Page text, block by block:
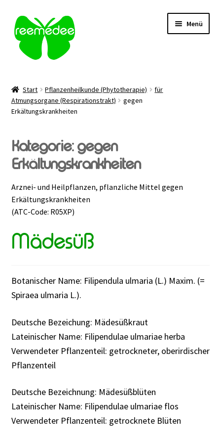
Zur
Navigation
springen
Zum
Inhalt
springen
Menü
Anwendungsgebiet
Sale
Kontakt | FAQ
Rabattaktion
Start Pflanzenheilkunde (Phytotherapie)
für
Atmungsorgane (Respirationstrakt)
gegen
Erkältungskrankheiten
Kategorie: gegen
Erkältungskrankheiten
Arznei- und Heilpflanzen, pflanzliche Mittel gegen
Erkältungskrankheiten
(ATC-Code: R05XP)
Mädesüß
Botanischer Name: Filipendula ulmaria (L.) Maxim. (=
Spiraea ulmaria L.).
Deutsche Bezeichung: Mädesüßkraut
Lateinischer Name: Filipendulae ulmariae herba
Verwendeter Pflanzenteil: getrockneter, oberirdischer
Pflanzenteil
Deutsche Bezeichnung: Mädesüßblüten
Lateinischer Name: Filipendulae ulmariae flos
Verwendeter Pflanzenteil: getrocknete Blüten